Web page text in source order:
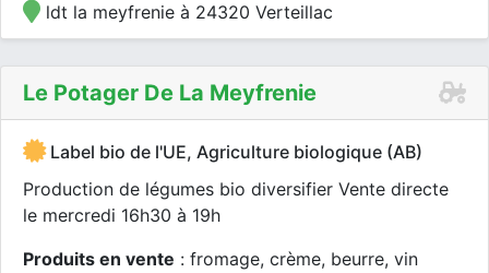
ldt la meyfrenie à 24320 Verteillac
Le Potager De La Meyfrenie
Label bio de l'UE, Agriculture biologique (AB)
Production de légumes bio diversifier Vente directe
le mercredi 16h30 à 19h
Produits en vente : fromage, crème, beurre, vin